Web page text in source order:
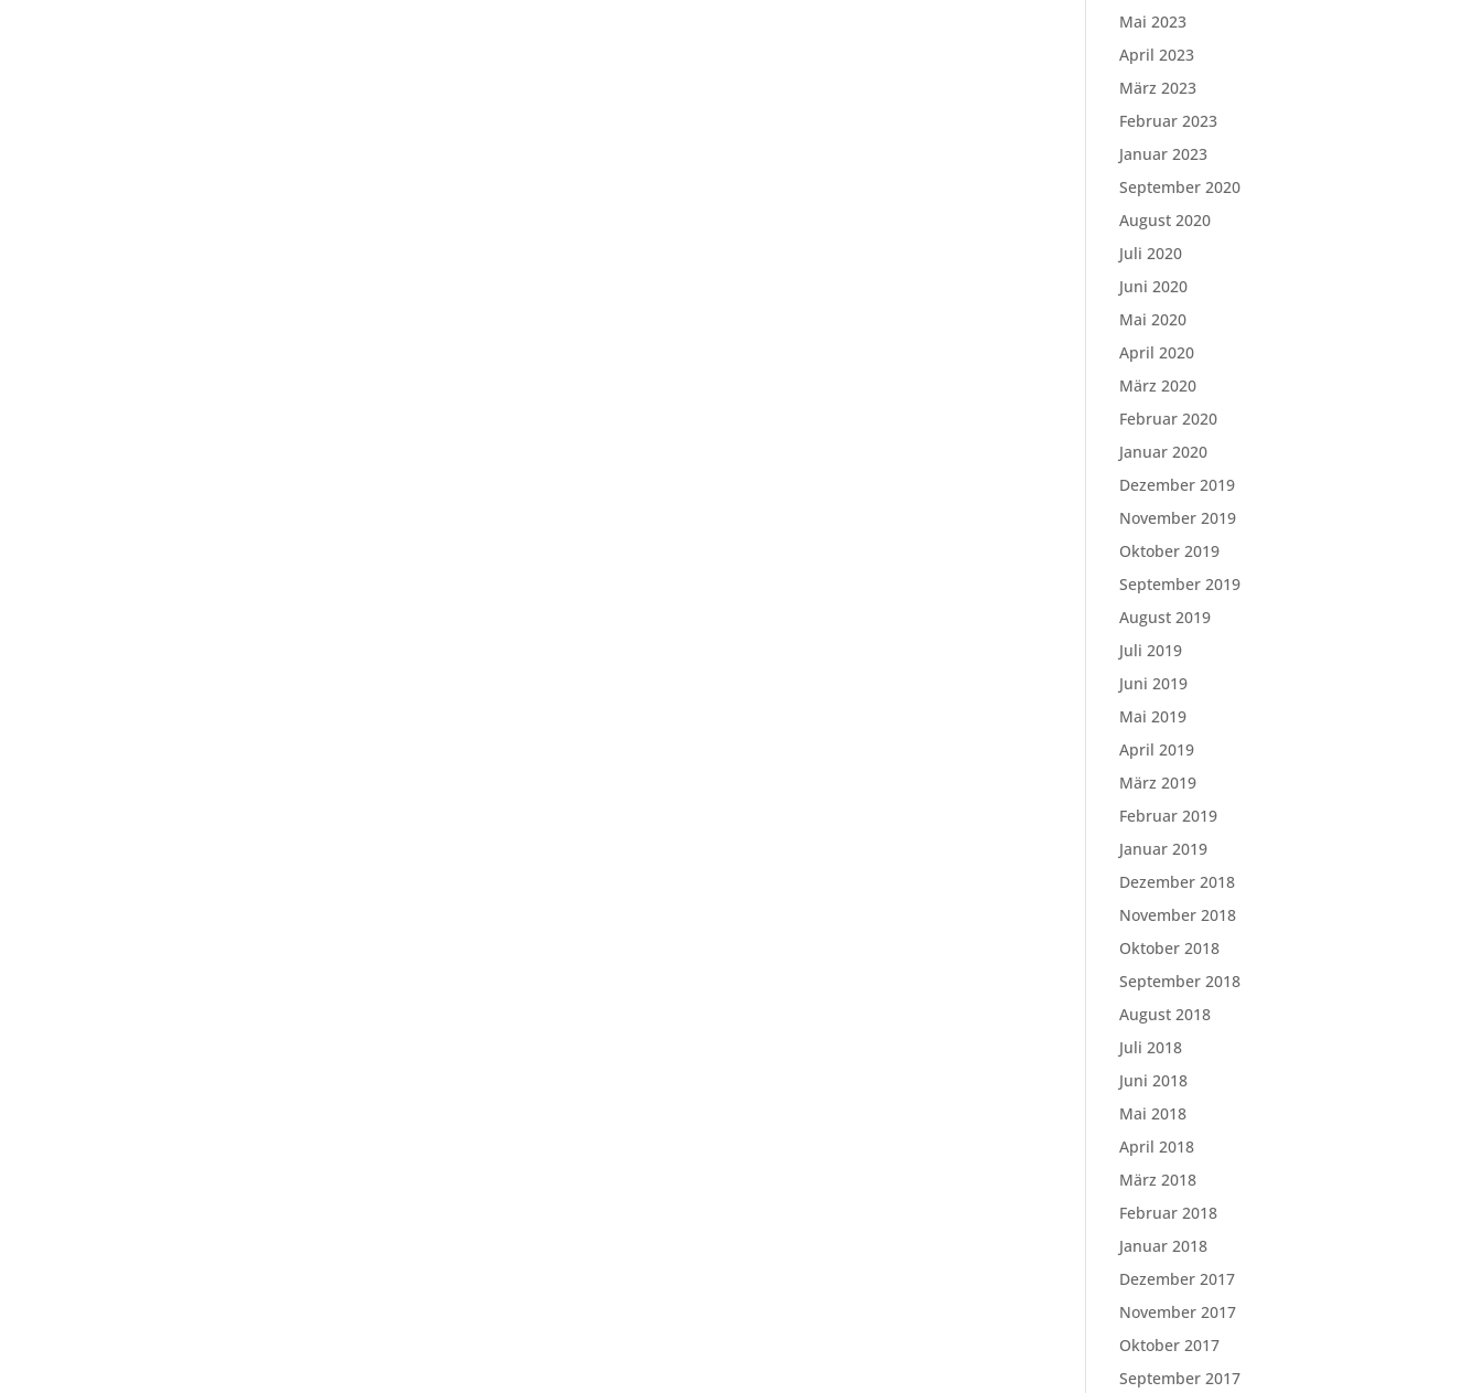
Mai 2023
April 2023
März 2023
Februar 2023
Januar 2023
September 2020
August 2020
Juli 2020
Juni 2020
Mai 2020
April 2020
März 2020
Februar 2020
Januar 2020
Dezember 2019
November 2019
Oktober 2019
September 2019
August 2019
Juli 2019
Juni 2019
Mai 2019
April 2019
März 2019
Februar 2019
Januar 2019
Dezember 2018
November 2018
Oktober 2018
September 2018
August 2018
Juli 2018
Juni 2018
Mai 2018
April 2018
März 2018
Februar 2018
Januar 2018
Dezember 2017
November 2017
Oktober 2017
September 2017